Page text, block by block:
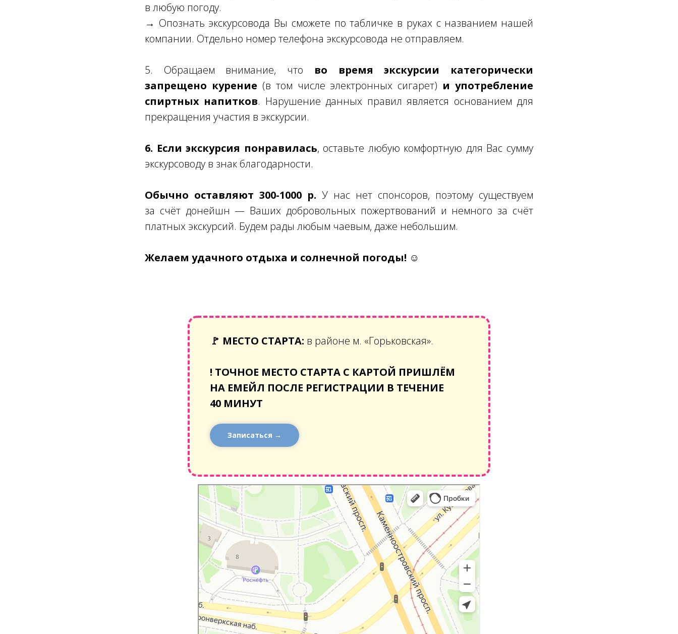
в любую погоду.
→ Опознать экскурсовода Вы сможете по табличке в руках с названием нашей
компании. Отдельно номер телефона экскурсовода не отправляем.
5. Обращаем внимание, что во время экскурсии категорически
запрещено курение (в том числе электронных сигарет) и употребление
спиртных напитков. Нарушение данных правил является основанием для
прекращения участия в экскурсии.
6. Если экскурсия понравилась, оставьте любую комфортную для Вас сумму
экскурсоводу в знак благодарности.
Обычно оставляют 300-1000 р. У нас нет спонсоров, поэтому существуем
за счёт донейшн — Ваших добровольных пожертвований и немного за счёт
платных экскурсий. Будем рады любым чаевым, даже небольшим.
Желаем удачного отдыха и солнечной погоды! ☺
🚩 МЕСТО СТАРТА: в районе м. «Горьковская».
! ТОЧНОЕ МЕСТО СТАРТА С КАРТОЙ ПРИШЛЁМ
НА ЕМЕЙЛ ПОСЛЕ РЕГИСТРАЦИИ В ТЕЧЕНИЕ
40 МИНУТ
Записаться →
Санкт‑Петербург
Навигатор онлайн: построение маршрута на карте — Яндекс Карты